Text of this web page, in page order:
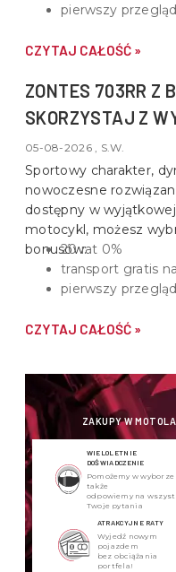
pierwszy
CZYTAJ CAŁOŚĆ »
ZONTES 703RR Z
SKORZYSTAJ Z
05-08-2026 , S.W.
Sportowy charakter,
nowoczesne
dostępny w
motocykl, możesz
bonusów:20 rat 0%
transport gratis
pierwszy
CZYTAJ CAŁOŚĆ »
ZAKUPY W
WIELOLETNIE
DOŚWIADCZENIE
Pomożemy w wyborze
także
odpowiemy na
Twoje pytania
ATRAKCYJNE RATY
Wyjedź nowym
pojazdem
bez obciążania
portfela!